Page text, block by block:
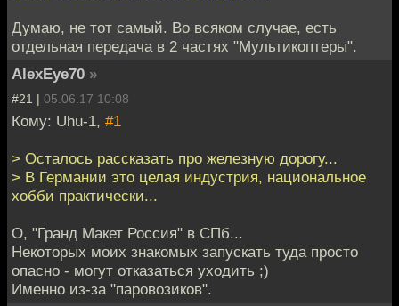
Думаю, не тот самый. Во всяком случае, есть
отдельная передача в 2 частях "Мультикоптеры".
AlexEye70 »
#21 | 05.06.17 10:08
Кому: Uhu-1, #1
> Осталось рассказать про железную дорогу...
> В Германии это целая индустрия, национальное
хобби практически...
О, "Гранд Макет Россия" в СПб...
Некоторых моих знакомых запускать туда просто
опасно - могут отказаться уходить ;)
Именно из-за "паровозиков".